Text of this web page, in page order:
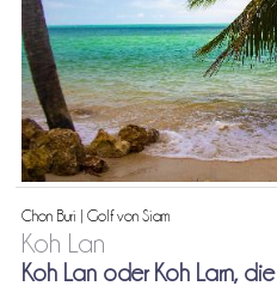
Chon Buri | Golf von Siam
Koh Lan
Koh Lan oder Koh Larn, die